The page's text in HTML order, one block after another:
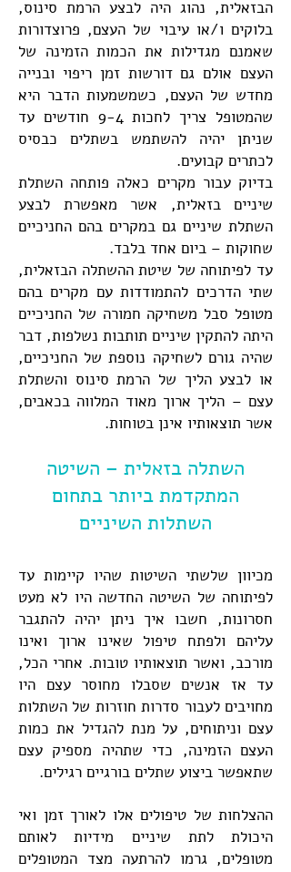
הבזאלית, נהוג היה לבצע הרמת סינוס,
בלוקים ו/או עיבוי של העצם, פרוצדורות
שאמנם מגדילות את הכמות הזמינה של
העצם אולם גם דורשות זמן ריפוי ובנייה
מחדש של העצם, כשמשמעות הדבר היא
שהמטופל צריך לחכות 9-4 חודשים עד
שניתן יהיה להשתמש בשתלים כבסיס
לכתרים קבועים.
בדיוק עבור מקרים כאלה פותחה השתלת
שיניים בזאלית, אשר מאפשרת לבצע
השתלת שיניים גם במקרים בהם החניכיים
שחוקות – ביום אחד בלבד.
עד לפיתוחה של שיטת ההשתלה הבזאלית,
שתי הדרכים להתמודדות עם מקרים בהם
מטופל סבל משחיקה חמורה של החניכיים
היתה להתקין שיניים תותבות נשלפות, דבר
שהיה גורם לשחיקה נוספת של החניכיים,
או לבצע הליך של הרמת סינוס והשתלת
עצם – הליך ארוך מאוד המלווה בכאבים,
אשר תוצאותיו אינן בטוחות.
השתלה בזאלית – השיטה
המתקדמת ביותר בתחום
השתלות השיניים
מכיוון שלשתי השיטות שהיו קיימות עד
לפיתוחה של השיטה החדשה היו לא מעט
חסרונות, חשבו איך ניתן יהיה להתגבר
עליהם ולפתח טיפול שאינו ארוך ואינו
מורכב, ואשר תוצאותיו טובות. אחרי הכל,
עד אז אנשים שסבלו מחוסר עצם היו
מחויבים לעבור סדרות חוזרות של השתלות
עצם וניתוחים, על מנת להגדיל את כמות
העצם הזמינה, כדי שתהיה מספיק עצם
שתאפשר ביצוע שתלים בורגיים רגילים.
ההצלחות של טיפולים אלו לאורך זמן ואי
היכולת לתת שיניים מידיות לאותם
מטופלים, גרמו להרתעה מצד המטופלים